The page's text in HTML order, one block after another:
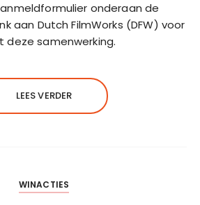
onderaan de
aan Dutch FilmWorks (DFW) voor
deze samenwerking.
LEES VERDER
WINACTIES